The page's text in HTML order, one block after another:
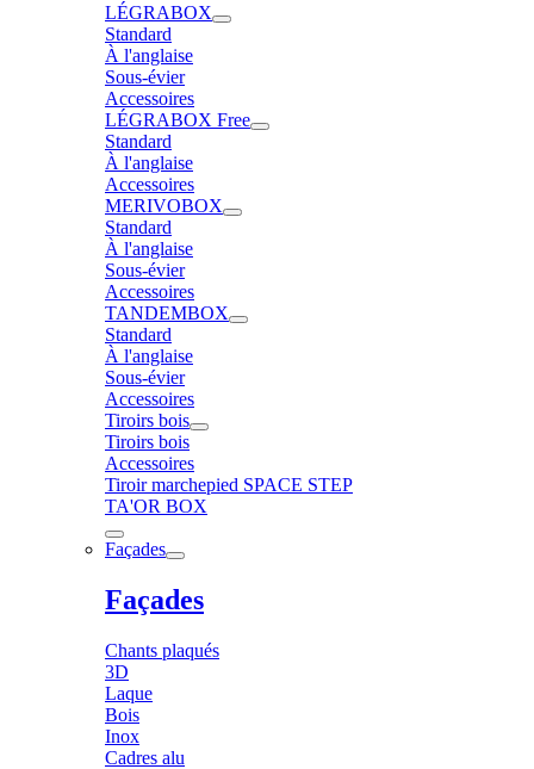
LÉGRABOX
Standard
À l'anglaise
Sous-évier
Accessoires
LÉGRABOX Free
Standard
À l'anglaise
Accessoires
MERIVOBOX
Standard
À l'anglaise
Sous-évier
Accessoires
TANDEMBOX
Standard
À l'anglaise
Sous-évier
Accessoires
Tiroirs bois
Tiroirs bois
Accessoires
Tiroir marchepied SPACE STEP
TA'OR BOX
Façades
Façades
Chants plaqués
3D
Laque
Bois
Inox
Cadres alu